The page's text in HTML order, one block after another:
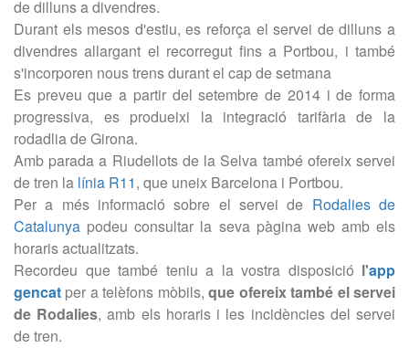
de dilluns a divendres.
Durant els mesos d'estiu, es reforça el servei de dilluns a
divendres allargant el recorregut fins a Portbou, i també
s'incorporen nous trens durant el cap de setmana
Es preveu que a partir del setembre de 2014 i de forma
progressiva, es produeixi la integració tarifària de la
rodadlia de Girona.
Amb parada a Riudellots de la Selva també ofereix servei
de tren la línia R11, que uneix Barcelona i Portbou.
Per a més informació sobre el servei de Rodalies de
Catalunya podeu consultar la seva pàgina web amb els
horaris actualitzats.
Recordeu que també teniu a la vostra disposició l'app
gencat per a telèfons mòbils,que ofereix també el servei
de Rodalies, amb els horaris i les incidències del servei
de tren.